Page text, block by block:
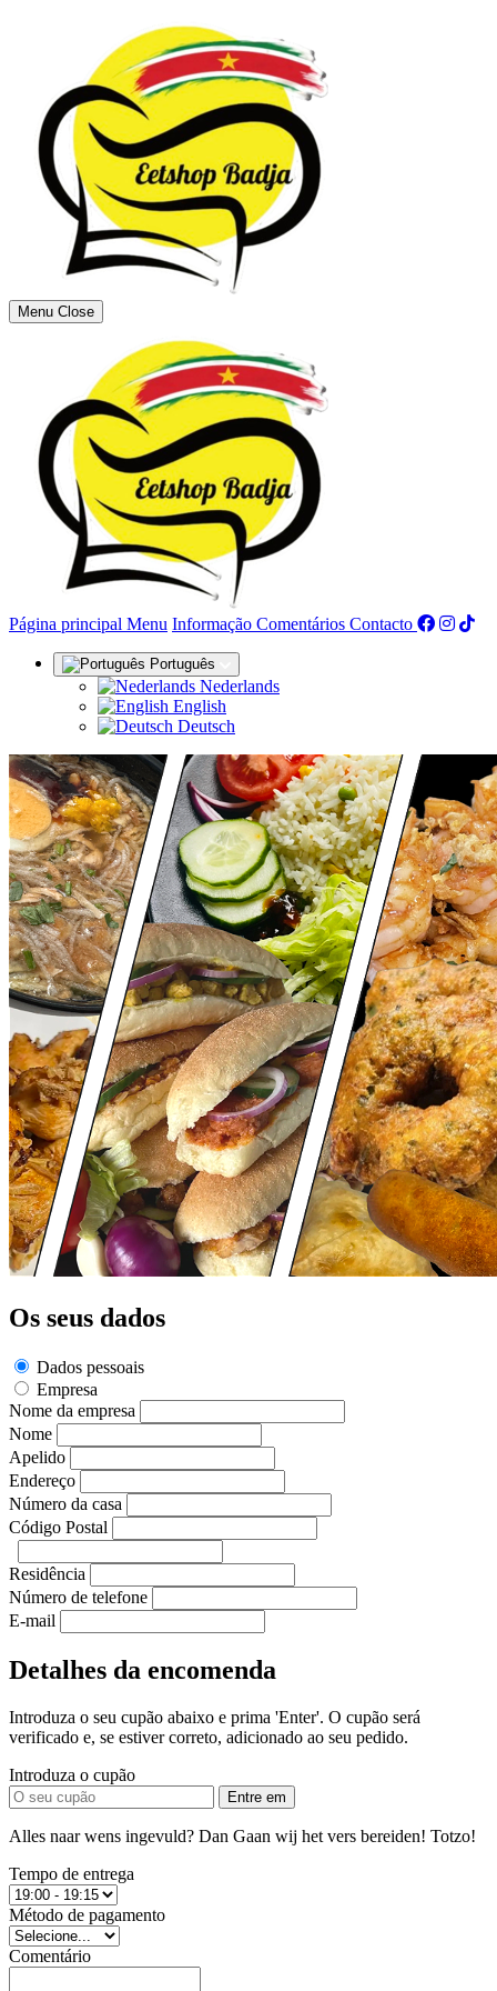
Menu Close
Página principal (actual)
Menu Informação Comentários Contacto
Português
Nederlands
English
Deutsch
Os seus dados
Dados pessoais
Empresa
Nome da empresa
Nome
Apelido
Endereço
Número da casa
Código Postal
Residência
Número de telefone
E-mail
Detalhes da encomenda
Introduza o seu cupão abaixo e prima 'Enter'. O cupão será
verificado e, se estiver correto, adicionado ao seu pedido.
Introduza o cupão
Entre em
Alles naar wens ingevuld? Dan Gaan wij het vers bereiden! Totzo!
Tempo de entrega
Método de pagamento
Comentário